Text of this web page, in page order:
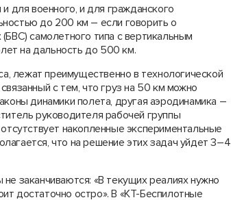
для военного, и для гражданского
до 200 км – если говорить о
самолетного типа с вертикальным
на дальность до 500 км.
лежат преимущественно в технологической
с тем, что груз на 50 км можно
динамики полета, другая аэродинамика –
руководителя рабочей группы
накопленные экспериментальные
что на решение этих задач уйдет 3–4
заканчиваются: «В текущих реалиях нужно
достаточно остро». В «КТ-Беспилотные